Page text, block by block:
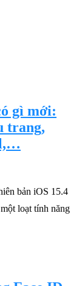
gì mới:
trang,
bản iOS 15.4
loạt tính năng